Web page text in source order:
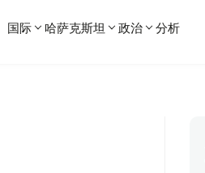
国际 哈萨克斯坦 政治 分析